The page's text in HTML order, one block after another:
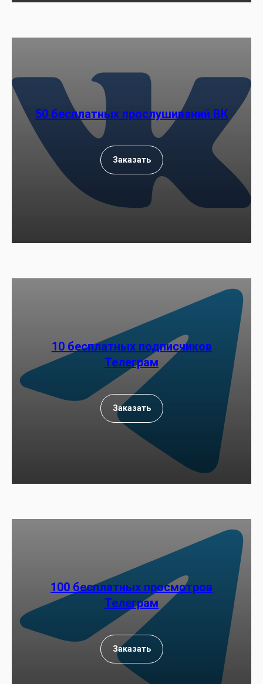
50 бесплатных прослушиваний ВК
Заказать
10 бесплатных подписчиков
Телеграм
Заказать
100 бесплатных просмотров
Телеграм
Заказать